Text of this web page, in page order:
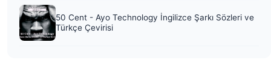
50 Cent - Ayo Technology İngilizce Şarkı Sözleri ve
Türkçe Çevirisi